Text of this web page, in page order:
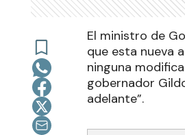
El ministro de
que esta nueva
ninguna
gobernador
adelante”.